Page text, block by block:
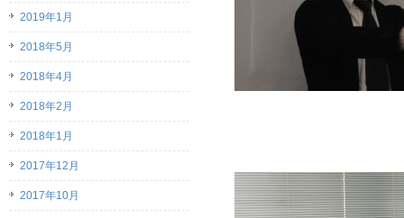
2019年1月
2018年5月
2018年4月
2018年2月
2018年1月
2017年12月
2017年10月